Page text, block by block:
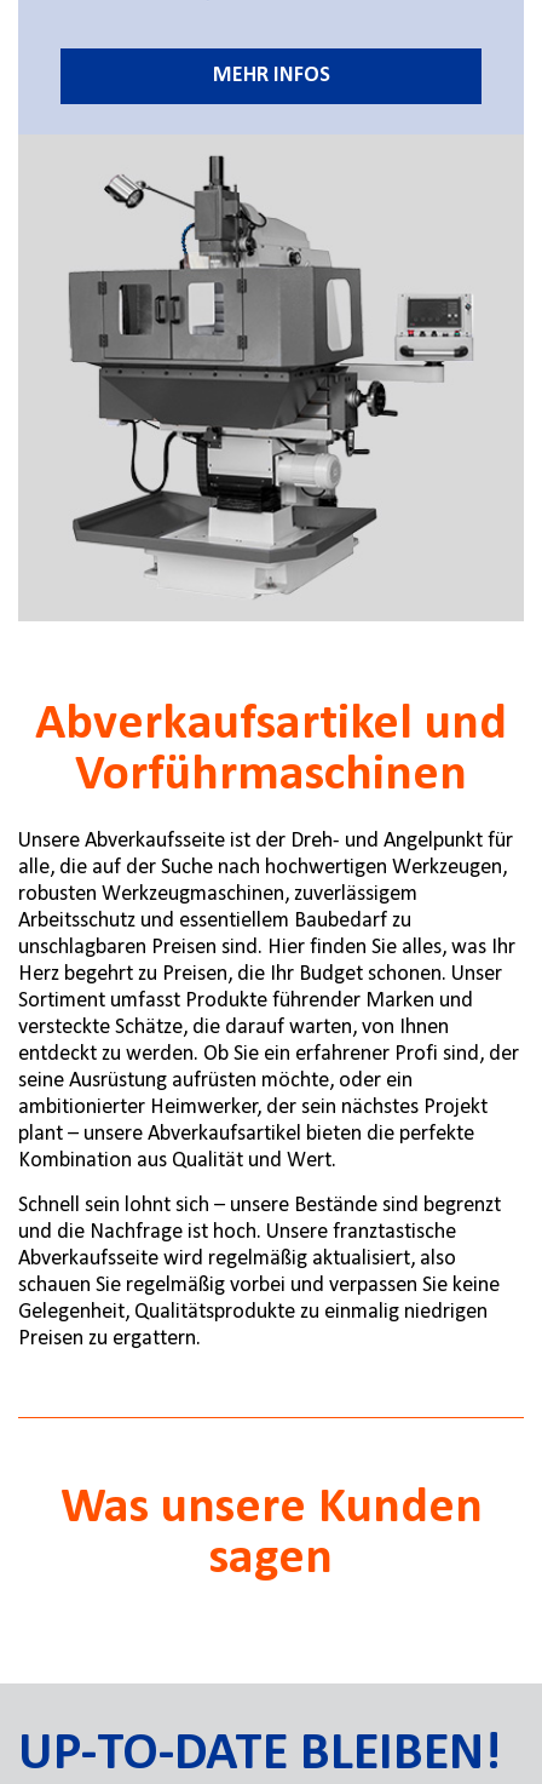
MEHR INFOS
Abverkaufsartikel und
Vorführmaschinen
Unsere Abverkaufsseite ist der Dreh- und Angelpunkt für
alle, die auf der Suche nach hochwertigen Werkzeugen,
robusten Werkzeugmaschinen, zuverlässigem
Arbeitsschutz und essentiellem Baubedarf zu
unschlagbaren Preisen sind. Hier finden Sie alles, was Ihr
Herz begehrt zu Preisen, die Ihr Budget schonen. Unser
Sortiment umfasst Produkte führender Marken und
versteckte Schätze, die darauf warten, von Ihnen
entdeckt zu werden. Ob Sie ein erfahrener Profi sind, der
seine Ausrüstung aufrüsten möchte, oder ein
ambitionierter Heimwerker, der sein nächstes Projekt
plant – unsere Abverkaufsartikel bieten die perfekte
Kombination aus Qualität und Wert.
Schnell sein lohnt sich – unsere Bestände sind begrenzt
und die Nachfrage ist hoch. Unsere franztastische
Abverkaufsseite wird regelmäßig aktualisiert, also
schauen Sie regelmäßig vorbei und verpassen Sie keine
Gelegenheit, Qualitätsprodukte zu einmalig niedrigen
Preisen zu ergattern.
Was unsere Kunden
sagen
UP-TO-DATE BLEIBEN!